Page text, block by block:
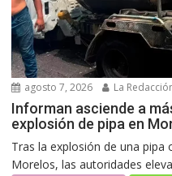
agosto 7, 2026 La
Informan asciende a
explosión de pipa en
Tras la explosión de una pipa
Morelos, las autoridades